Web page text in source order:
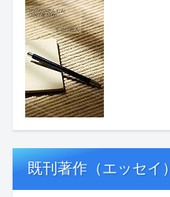
既刊著作（エッセイ）